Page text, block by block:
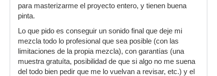
para masterizarme el proyecto entero, y tienen buena
pinta.
Lo que pido es conseguir un sonido final que deje mi
mezcla todo lo profesional que sea posible (con las
limitaciones de la propia mezcla), con garantías (una
muestra gratuíta, posibilidad de que si algo no me suena
del todo bien pedir que me lo vuelvan a revisar, etc.) y el